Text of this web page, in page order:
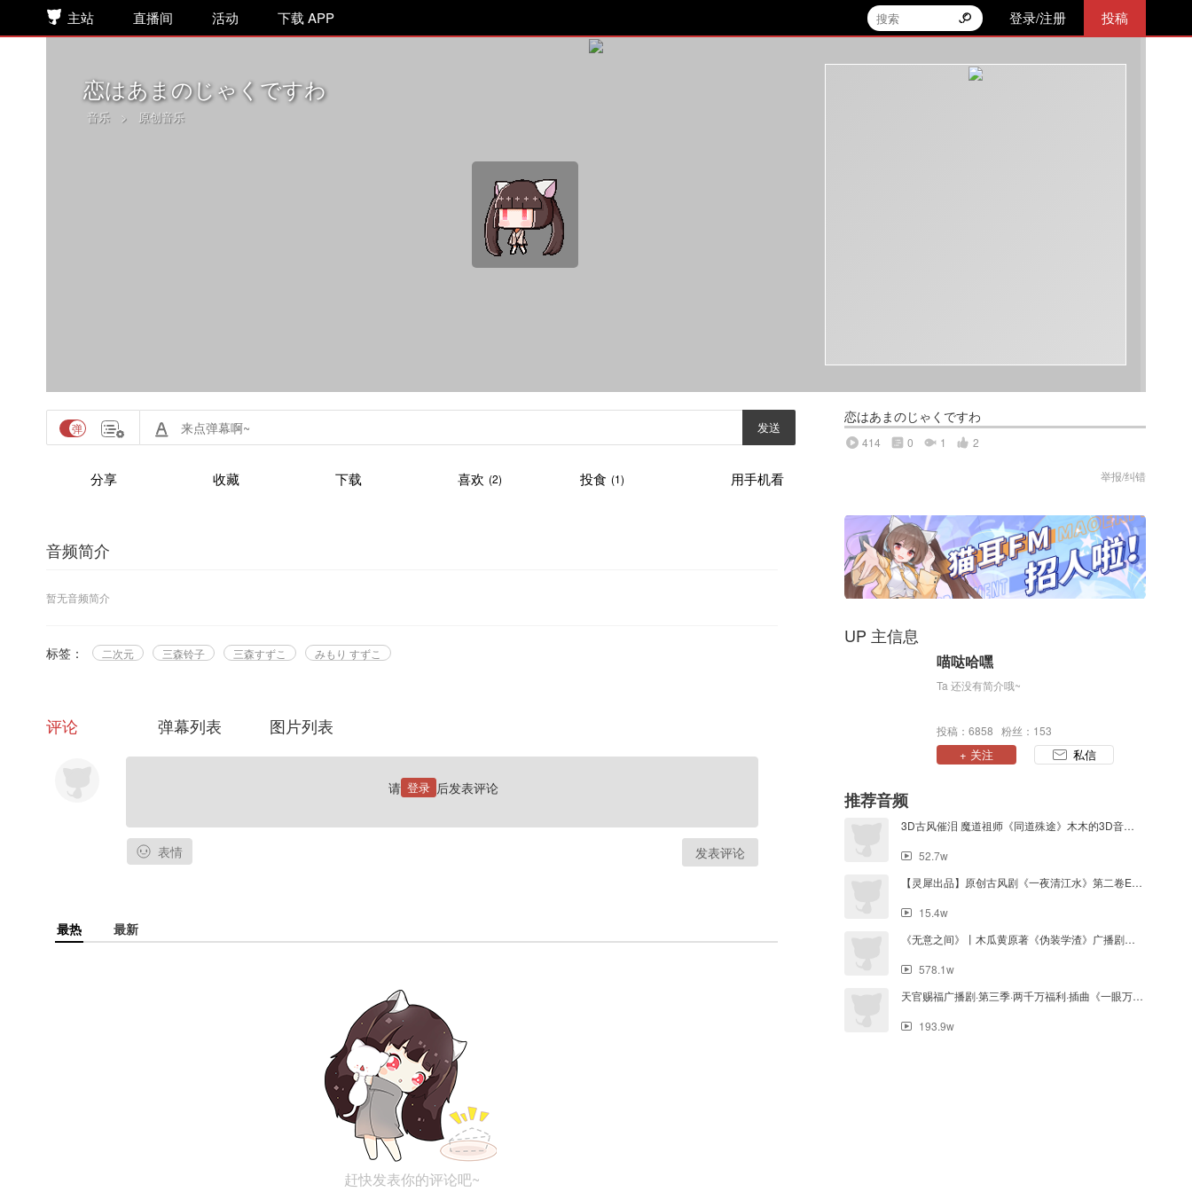
主站 直播间 活动 下载 APP 登录/注册 投稿
恋はあまのじゃくですわ
音乐 > 原创音乐
发送
分享 收藏 下载 喜欢 (2) 投食 (1) 用手机看
恋はあまのじゃくですわ
414 0 1 2
举报/纠错
音频简介
暂无音频简介
标签： 二次元 三森铃子 三森すずこ みもり すずこ
评论 弹幕列表 图片列表
请 登录 后发表评论
表情 发表评论
最热 最新
赶快发表你的评论吧~
UP 主信息
喵哒哈嘿
Ta 还没有简介哦~
投稿：6858 粉丝：153
+ 关注 私信
推荐音频
3D古风催泪 魔道祖师《同道殊途》木木的3D音乐实验室
52.7w
【灵犀出品】原创古风剧《一夜清江水》第二卷ED《困局》
15.4w
《无意之间》丨木瓜黄原著《伪装学渣》广播剧主题曲
578.1w
天官赐福广播剧·第三季·两千万福利·插曲《一眼万年》主役版
193.9w